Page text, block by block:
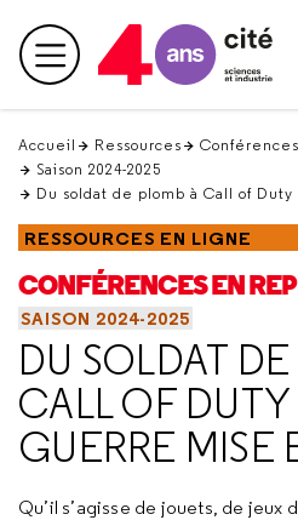
en
haut Menu principal
Accueil Ressources
Saison 2024-2025
Du soldat de plomb à Call of
RESSOURCES EN LIGNE
CONFÉRENCES EN
SAISON 2024-2025
DU SOLDAT
CALL OF DUTY
GUERRE MISE
Qu’il s’agisse de jouets, de